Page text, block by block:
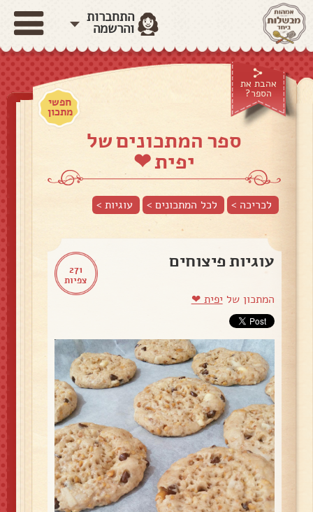
התחברות
והרשמה
אהבת את
הספר?
חפשי
מתכון
ספר המתכונים של
יפית ❤
לכריכה > לכל המתכונים > עוגיות>
271
צפיות
עוגיות פיצוחים
המתכון של יפית ❤